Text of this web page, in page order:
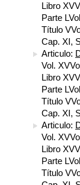
Libro
Parte
Título
Cap. XI,
Articulo:
Vol.
Libro
Parte
Título
Cap. XI,
Articulo:
Vol.
Libro
Parte
Título